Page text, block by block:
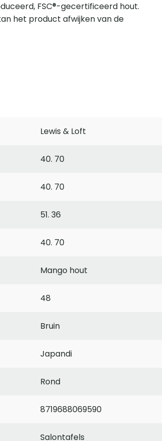
FSC®-gecertificeerd hout.
het product afwijken van de
Lewis & Loft
40. 70
40. 70
51. 36
40. 70
Mango hout
48
Bruin
Japandi
Rond
8719688069590
Salontafels